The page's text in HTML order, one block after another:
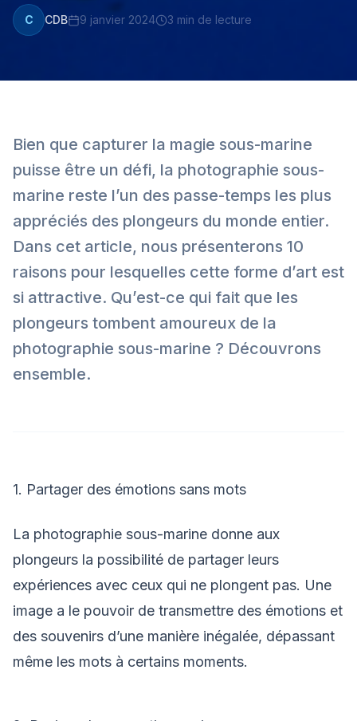
C CDB 9 janvier 2024 3 min de lecture
Bien que capturer la magie sous-marine
puisse être un défi, la photographie sous-
marine reste l’un des passe-temps les plus
appréciés des plongeurs du monde entier.
Dans cet article, nous présenterons 10
raisons pour lesquelles cette forme d’art est
si attractive. Qu’est-ce qui fait que les
plongeurs tombent amoureux de la
photographie sous-marine ? Découvrons
ensemble.
1. Partager des émotions sans mots
La photographie sous-marine donne aux
plongeurs la possibilité de partager leurs
expériences avec ceux qui ne plongent pas. Une
image a le pouvoir de transmettre des émotions et
des souvenirs d’une manière inégalée, dépassant
même les mots à certains moments.